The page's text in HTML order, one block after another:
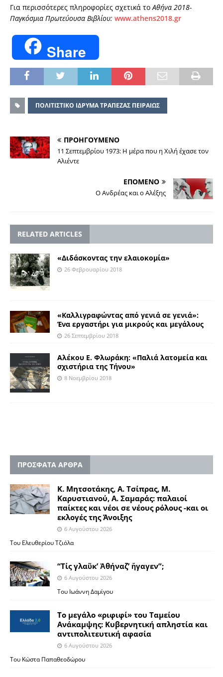
Για περισσότερες πληροφορίες σχετικά τοΑθήνα 2018-
Παγκόσμια Πρωτεύουσα Βιβλίου: www.athens2018.gr
Share
ΠΟΛΙΤΙΣΤΙΚΟ ΙΔΡΥΜΑ ΤΡΑΠΕΖΑΣ ΠΕΙΡΑΙΩΣ
ΠΡΟΗΓΟΥΜΕΝΟ
11 Σεπτεμβρίου 1973: Η μέρα που η Χιλή έχασε τον
Αλιέντε
ΕΠΟΜΕΝΟ
Ο Ανδρέας και ο Αλέξης
RELATED ARTICLES
«Διδάσκοντας την ελαιοκομία»
26 Φεβρουαρίου 2018
«Καλλιγραφώντας από γενιά σε γενιά»:
Ένα εργαστήρι για μικρούς και μεγάλους
26 Σεπτεμβρίου 2018
Αλέκου Ε. Φλωράκη: «Παλιά λατομεία και
σχιστήρια της Τήνου»
8 Νοεμβρίου 2018
ΠΡΟΣΦΑΤΑ ΑΡΘΡΑ
Κ. Μητσοτάκης, Α. Τσίπρας, Μ.
Καρυστιανού, Α. Σαμαράς: παλαιοί
παίκτες και νέοι σε νέους ρόλους -και οι
εκλογές της Άνοιξης
6 Αυγούστου 2026
Του Ελευθερίου Τζιόλα
“Τίς γλαῦκ’ Ἀθήναζ’ ἤγαγεν”;
6 Αυγούστου 2026
Του Ιωάννη Δαμίγου
Το μεγάλο «ριφιφί» του Ταμείου
Ανάκαμψης: Κυβερνητική απληστία και
αντιπολιτευτική αφασία
6 Αυγούστου 2026
Του Κώστα Παπαθεοδώρου